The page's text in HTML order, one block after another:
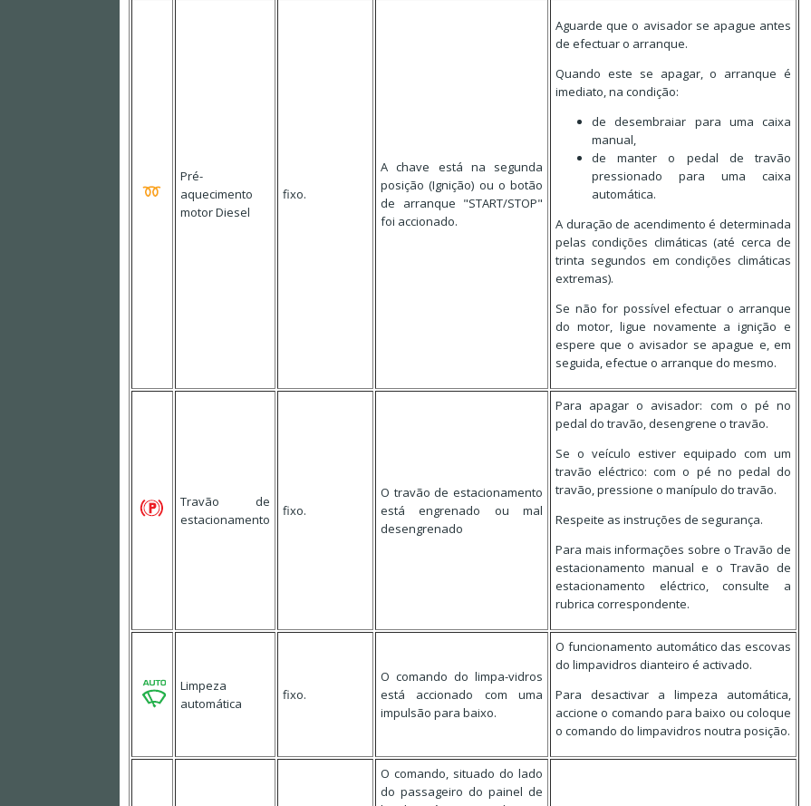
Pré-
aquecimento
motor Diesel
fixo.
A chave está na segunda
posição (Ignição) ou o botão
de arranque "START/STOP"
foi accionado.
Aguarde que o avisador se apague antes
de efectuar o arranque.
Quando este se apagar, o arranque é
imediato, na condição:
de desembraiar para uma caixa
manual,
de manter o pedal de travão
pressionado para uma caixa
automática.
A duração de acendimento é determinada
pelas condições climáticas (até cerca de
trinta segundos em condições climáticas
extremas).
Se não for possível efectuar o arranque
do motor, ligue novamente a ignição e
espere que o avisador se apague e, em
seguida, efectue o arranque do mesmo.
Travão de
estacionamento
fixo.
O travão de estacionamento
está engrenado ou mal
desengrenado
Para apagar o avisador: com o pé no
pedal do travão, desengrene o travão.
Se o veículo estiver equipado com um
travão eléctrico: com o pé no pedal do
travão, pressione o manípulo do travão.
Respeite as instruções de segurança.
Para mais informações sobre o Travão de
estacionamento manual e o Travão de
estacionamento eléctrico, consulte a
rubrica correspondente.
Limpeza
automática
fixo.
O comando do limpa-vidros
está accionado com uma
impulsão para baixo.
O funcionamento automático das escovas
do limpavidros dianteiro é activado.
Para desactivar a limpeza automática,
accione o comando para baixo ou coloque
o comando do limpavidros noutra posição.
O comando, situado do lado
do passageiro do painel de